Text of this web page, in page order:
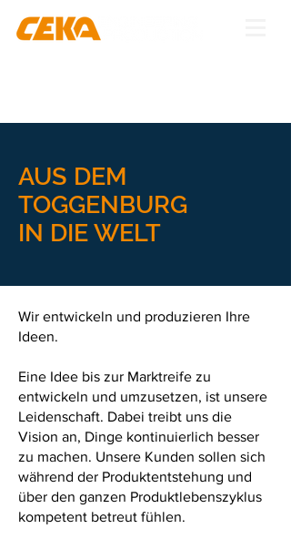
AUS DEM
TOGGENBURG
IN DIE WELT
Wir entwickeln und produzieren Ihre
Ideen.
Eine Idee bis zur Marktreife zu
entwickeln und umzusetzen, ist unsere
Leidenschaft. Dabei treibt uns die
Vision an, Dinge kontinuierlich besser
zu machen. Unsere Kunden sollen sich
während der Produktentstehung und
über den ganzen Produktlebenszyklus
kompetent betreut fühlen.